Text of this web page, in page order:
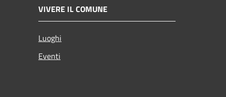
VIVERE IL COMUNE
Luoghi
Eventi